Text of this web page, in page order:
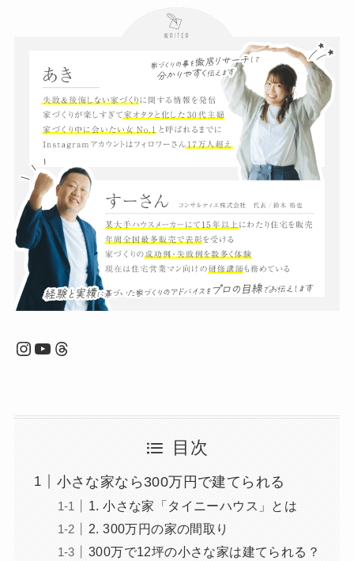
Instagram
YouTube
Threads
目次
小さな家なら300万円で建てられる
1. 小さな家「タイニーハウス」とは
2. 300万円の家の間取り
300万で12坪の小さな家は建てられる？